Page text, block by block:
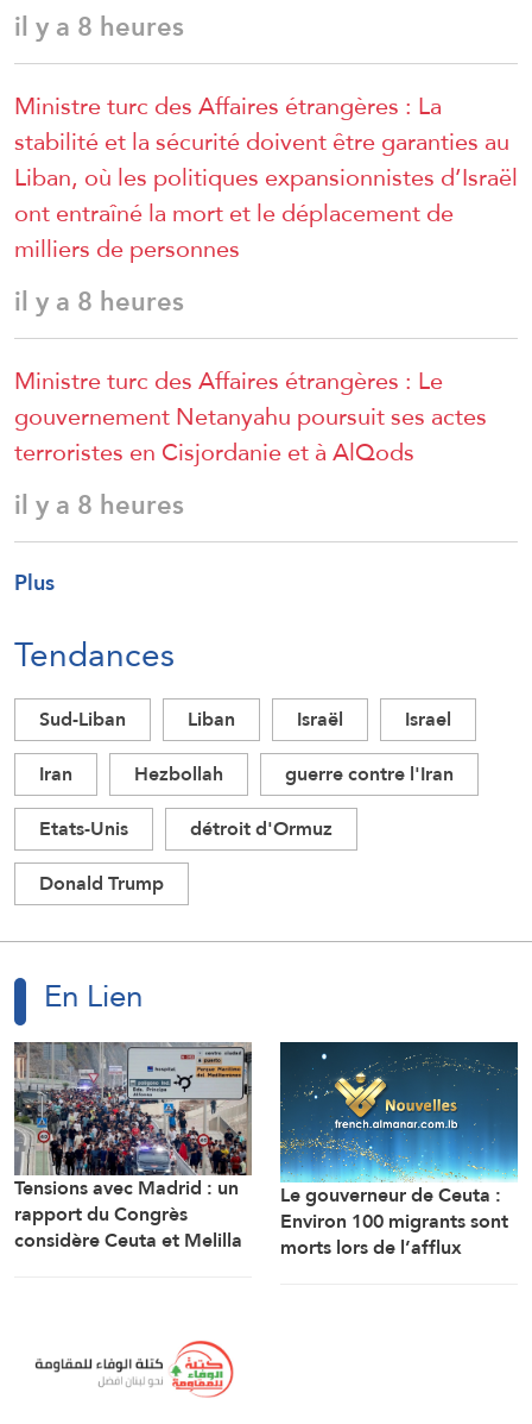
il y a 8 heures
Ministre turc des Affaires étrangères : La
stabilité et la sécurité doivent être garanties au
Liban, où les politiques expansionnistes d’Israël
ont entraîné la mort et le déplacement de
milliers de personnes
il y a 8 heures
Ministre turc des Affaires étrangères : Le
gouvernement Netanyahu poursuit ses actes
terroristes en Cisjordanie et à AlQods
il y a 8 heures
Plus
Tendances
Sud-Liban Liban Israël
Israel
Iran
Hezbollah
guerre contre l'Iran
Etats-Unis
détroit d'Ormuz
Donald Trump
En Lien
Tensions avec Madrid : un
rapport du Congrès
considère Ceuta et Melilla
Le gouverneur de Ceuta :
Environ 100 migrants sont
morts lors de l’afflux